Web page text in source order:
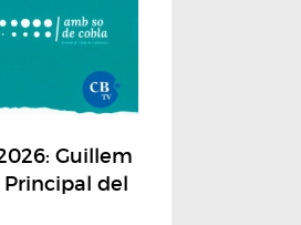
Guillem
Principal del